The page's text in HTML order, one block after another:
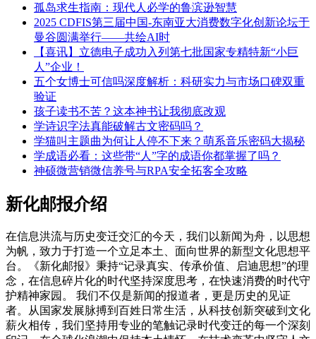
孤岛求生指南：现代人必学的鲁滨逊智慧
2025 CDFIS第三届中国-东南亚大消费数字化创新论坛于
曼谷圆满举行——共绘AI时
【喜讯】立德电子成功入列第七批国家专精特新“小巨
人”企业！
五个女博士可信吗深度解析：科研实力与市场口碑双重
验证
孩子读书不苦？这本神书让我彻底改观
学诗识字法真能破解古文密码吗？
学猫叫主题曲为何让人停不下来？萌系音乐密码大揭秘
学成语必看：这些带“人”字的成语你都掌握了吗？
神硕微营销微信养号与RPA安全拓客全攻略
新化邮报介绍
在信息洪流与历史变迁交汇的今天，我们以新闻为舟，以思想
为帆，致力于打造一个立足本土、面向世界的新型文化思想平
台。《新化邮报》秉持“记录真实、传承价值、启迪思想”的理
念，在信息碎片化的时代坚持深度思考，在快速消费的时代守
护精神家园。 我们不仅是新闻的报道者，更是历史的见证
者。从国家发展脉搏到百姓日常生活，从科技创新突破到文化
薪火相传，我们坚持用专业的笔触记录时代变迁的每一个深刻